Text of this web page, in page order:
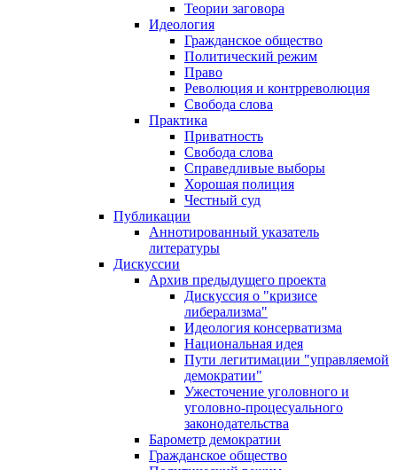
Теории заговора
Идеология
Гражданское общество
Политический режим
Право
Революция и контрреволюция
Свобода слова
Практика
Приватность
Свобода слова
Справедливые выборы
Хорошая полиция
Честный суд
Публикации
Аннотированный указатель
литературы
Дискуссии
Архив предыдущего проекта
Дискуссия о "кризисе
либерализма"
Идеология консерватизма
Национальная идея
Пути легитимации "управляемой
демократии"
Ужесточение уголовного и
уголовно-процесуального
законодательства
Барометр демократии
Гражданское общество